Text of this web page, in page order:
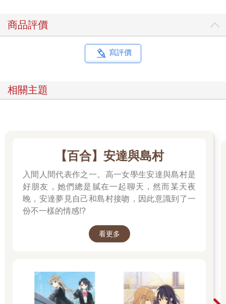
商品評價
寫評價
相關主題
【百合】安達與島村
入間人間代表作之一。高一女學生安達與島村是
好朋友，她們總是膩在一起聊天，然而某天夜
晚，安達夢見自己和島村接吻，因此意識到了一
份不一樣的情感!?
看更多